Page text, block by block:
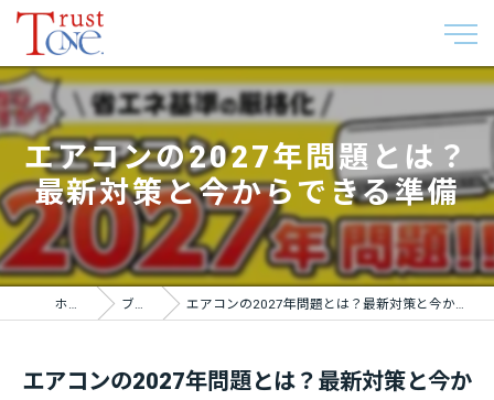
エアコンの2027年問題とは？
最新対策と今からできる準備
ホーム ブログ エアコンの2027年問題とは？最新対策と今からできる準備
エアコンの2027年問題とは？最新対策と今か